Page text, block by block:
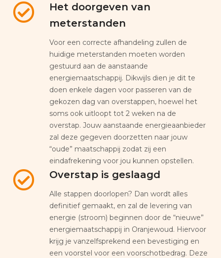
Het doorgeven van
meterstanden
Voor een correcte afhandeling zullen de
huidige meterstanden moeten worden
gestuurd aan de aanstaande
energiemaatschappij. Dikwijls dien je dit te
doen enkele dagen voor passeren van de
gekozen dag van overstappen, hoewel het
soms ook uitloopt tot 2 weken na de
overstap. Jouw aanstaande energieaanbieder
zal deze gegeven doorzetten naar jouw
“oude” maatschappij zodat zij een
eindafrekening voor jou kunnen opstellen.
Overstap is geslaagd
Alle stappen doorlopen? Dan wordt alles
definitief gemaakt, en zal de levering van
energie (stroom) beginnen door de “nieuwe”
energiemaatschappij in Oranjewoud. Hiervoor
krijg je vanzelfsprekend een bevestiging en
een voorstel voor een voorschotbedrag. Deze